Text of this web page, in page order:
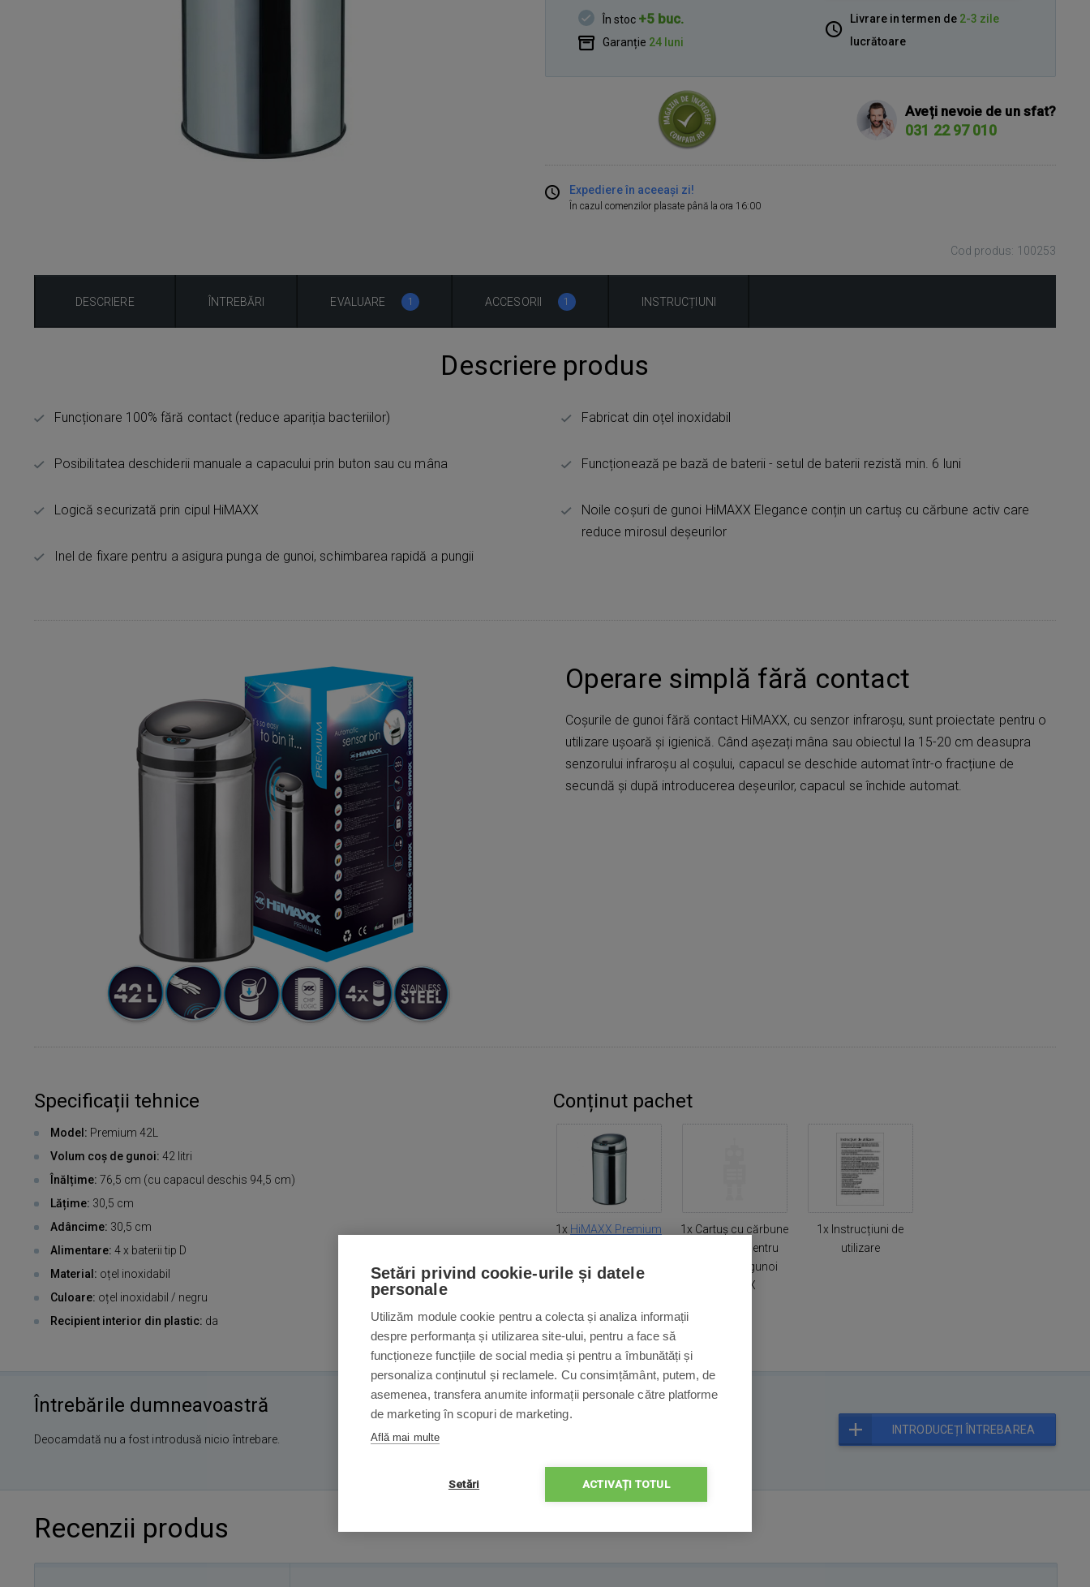
În stoc +5 buc.
Garanție 24 luni
Livrare in termen de 2-3 zile
lucrătoare
Aveți nevoie de un sfat?
031 22 97 010
Expediere în aceeași zi!
În cazul comenzilor plasate până la ora 16:00
Cod produs: 100253
DESCRIERE ÎNTREBĂRI EVALUARE 1 ACCESORII 1 INSTRUCȚIUNI
Descriere produs
Funcționare 100% fără contact (reduce apariția bacteriilor)
Posibilitatea deschiderii manuale a capacului prin buton sau cu mâna
Logică securizată prin cipul HiMAXX
Inel de fixare pentru a asigura punga de gunoi, schimbarea rapidă a pungii
Fabricat din oțel inoxidabil
Funcționează pe bază de baterii - setul de baterii rezistă min. 6 luni
Noile coșuri de gunoi HiMAXX Elegance conțin un cartuș cu cărbune activ care
reduce mirosul deșeurilor
Operare simplă fără contact
Coșurile de gunoi fără contact HiMAXX, cu senzor infraroșu, sunt proiectate pentru o
utilizare ușoară și igienică. Când așezați mâna sau obiectul la 15-20 cm deasupra
senzorului infraroșu al coșului, capacul se deschide automat într-o fracțiune de
secundă și după introducerea deșeurilor, capacul se închide automat.
Specificații tehnice
Model: Premium 42L
Volum coș de gunoi: 42 litri
Înălțime: 76,5 cm (cu capacul deschis 94,5 cm)
Lățime: 30,5 cm
Adâncime: 30,5 cm
Alimentare: 4 x baterii tip D
Material: oțel inoxidabil
Culoare: oțel inoxidabil / negru
Recipient interior din plastic: da
Conținut pachet
1x HiMAXX Premium
1x Cartuș cu cărbune
anti-miros pentru
coșurile de gunoi
HiMAXX
1x Instrucțiuni de
utilizare
Întrebările dumneavoastră
INTRODUCEȚI ÎNTREBAREA
Deocamdată nu a fost introdusă nicio întrebare.
Recenzii produs
Setări privind cookie-urile și datele
personale
Utilizăm module cookie pentru a colecta și analiza informații
despre performanța și utilizarea site-ului, pentru a face să
funcționeze funcțiile de social media și pentru a îmbunătăți și
personaliza conținutul și reclamele. Cu consimțământ, putem, de
asemenea, transfera anumite informații personale către platforme
de marketing în scopuri de marketing.
Află mai multe
Setări ACTIVAȚI TOTUL